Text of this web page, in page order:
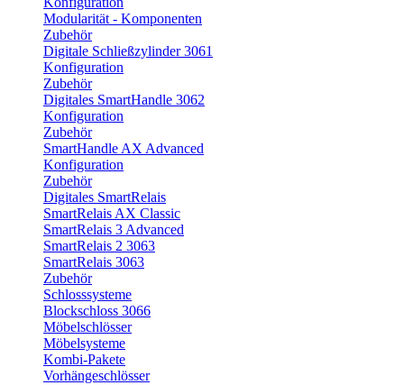
Modularität - Komponenten
Zubehör
Digitale Schließzylinder 3061
Konfiguration
Zubehör
Digitales SmartHandle 3062
Konfiguration
Zubehör
SmartHandle AX Advanced
Konfiguration
Zubehör
Digitales SmartRelais
SmartRelais AX Classic
SmartRelais 3 Advanced
SmartRelais 2 3063
SmartRelais 3063
Zubehör
Schlosssysteme
Blockschloss 3066
Möbelschlösser
Möbelsysteme
Kombi-Pakete
Vorhängeschlösser